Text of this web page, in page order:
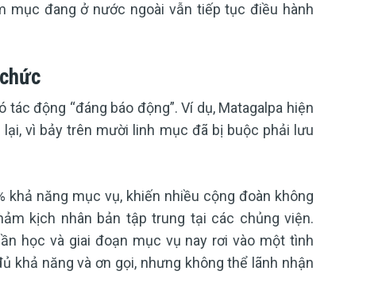
mục đang ở nước ngoài vẫn tiếp tục điều hành
động “đáng báo động”. Ví dụ, Matagalpa hiện
vì bảy trên mười linh mục đã bị buộc phải lưu
khả năng mục vụ, khiến nhiều cộng đoàn không
kịch nhân bản tập trung tại các chủng viện.
học và giai đoạn mục vụ nay rơi vào một tình
khả năng và ơn gọi, nhưng không thể lãnh nhận